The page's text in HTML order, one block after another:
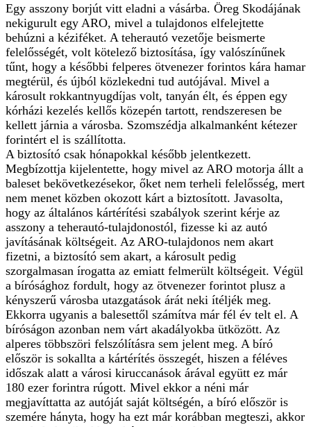
Egy asszony borjút vitt eladni a vásárba. Öreg Skodájának
nekigurult egy ARO, mivel a tulajdonos elfelejtette
behúzni a kéziféket. A teherautó vezetője beismerte
felelősségét, volt kötelező biztosítása, így valószínűnek
tűnt, hogy a későbbi felperes ötvenezer forintos kára hamar
megtérül, és újból közlekedni tud autójával. Mivel a
károsult rokkantnyugdíjas volt, tanyán élt, és éppen egy
kórházi kezelés kellős közepén tartott, rendszeresen be
kellett járnia a városba. Szomszédja alkalmanként kétezer
forintért el is szállította.
A biztosító csak hónapokkal később jelentkezett.
Megbízottja kijelentette, hogy mivel az ARO motorja állt a
baleset bekövetkezésekor, őket nem terheli felelősség, mert
nem menet közben okozott kárt a biztosított. Javasolta,
hogy az általános kártérítési szabályok szerint kérje az
asszony a teherautó-tulajdonostól, fizesse ki az autó
javításának költségeit. Az ARO-tulajdonos nem akart
fizetni, a biztosító sem akart, a károsult pedig
szorgalmasan írogatta az emiatt felmerült költségeit. Végül
a bírósághoz fordult, hogy az ötvenezer forintot plusz a
kényszerű városba utazgatások árát neki ítéljék meg.
Ekkorra ugyanis a balesettől számítva már fél év telt el. A
bíróságon azonban nem várt akadályokba ütközött. Az
alperes többszöri felszólításra sem jelent meg. A bíró
először is sokallta a kártérítés összegét, hiszen a féléves
időszak alatt a városi kiruccanások árával együtt ez már
180 ezer forintra rúgott. Mivel ekkor a néni már
megjavíttatta az autóját saját költségén, a bíró először is
szemére hányta, hogy ha ezt már korábban megteszi, akkor